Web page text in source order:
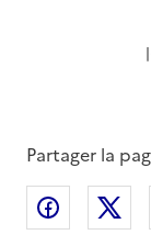
Partager la
Partager